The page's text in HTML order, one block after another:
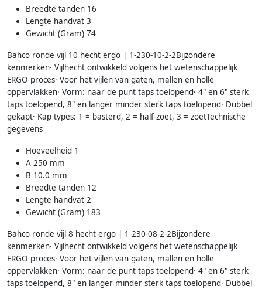
Breedte tanden 16
Lengte handvat 3
Gewicht (Gram) 74
Bahco ronde vijl 10 hecht ergo | 1-230-10-2-2Bijzondere
kenmerken· Vijlhecht ontwikkeld volgens het wetenschappelijk
ERGO proces· Voor het vijlen van gaten, mallen en holle
oppervlakken· Vorm: naar de punt taps toelopend· 4" en 6" sterk
taps toelopend, 8" en langer minder sterk taps toelopend· Dubbel
gekapt· Kap types: 1 = basterd, 2 = half-zoet, 3 = zoetTechnische
gegevens
Hoeveelheid 1
A 250 mm
B 10.0 mm
Breedte tanden 12
Lengte handvat 2
Gewicht (Gram) 183
Bahco ronde vijl 8 hecht ergo | 1-230-08-2-2Bijzondere
kenmerken· Vijlhecht ontwikkeld volgens het wetenschappelijk
ERGO proces· Voor het vijlen van gaten, mallen en holle
oppervlakken· Vorm: naar de punt taps toelopend· 4" en 6" sterk
taps toelopend, 8" en langer minder sterk taps toelopend· Dubbel